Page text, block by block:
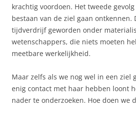
krachtig voordoen. Het tweede
bestaan van de ziel gaan ontkennen.
tijdverdrijf geworden onder
wetenschappers, die niets moeten
meetbare werkelijkheid.
Maar zelfs als we nog wel in een ziel
enig contact met haar hebben loont
nader te onderzoeken. Hoe doen we